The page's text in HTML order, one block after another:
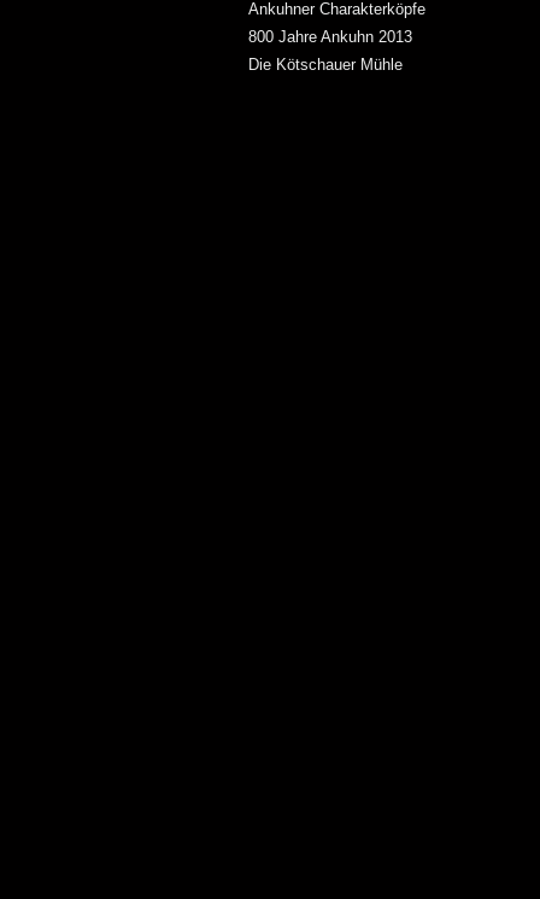
Ankuhner Charakterköpfe
800 Jahre Ankuhn 2013
Die Kötschauer Mühle